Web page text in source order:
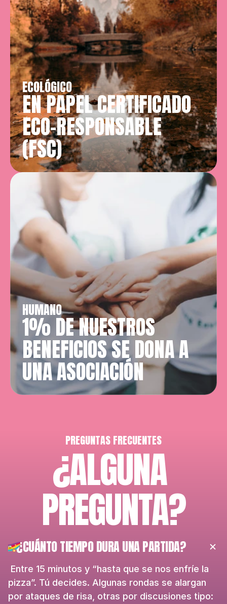
ECOLÓGICO
EN PAPEL CERTIFICADO
ECO-RESPONSABLE
(FSC)
HUMANO
1% DE NUESTROS
BENEFICIOS SE DONA A
UNA ASOCIACIÓN
PREGUNTAS FRECUENTES
¿ALGUNA
PREGUNTA?
¿CUÁNTO TIEMPO DURA UNA PARTIDA?
pizza”. Tú decides. Algunas rondas se alargan
por ataques de risa, otras por discusiones tipo: